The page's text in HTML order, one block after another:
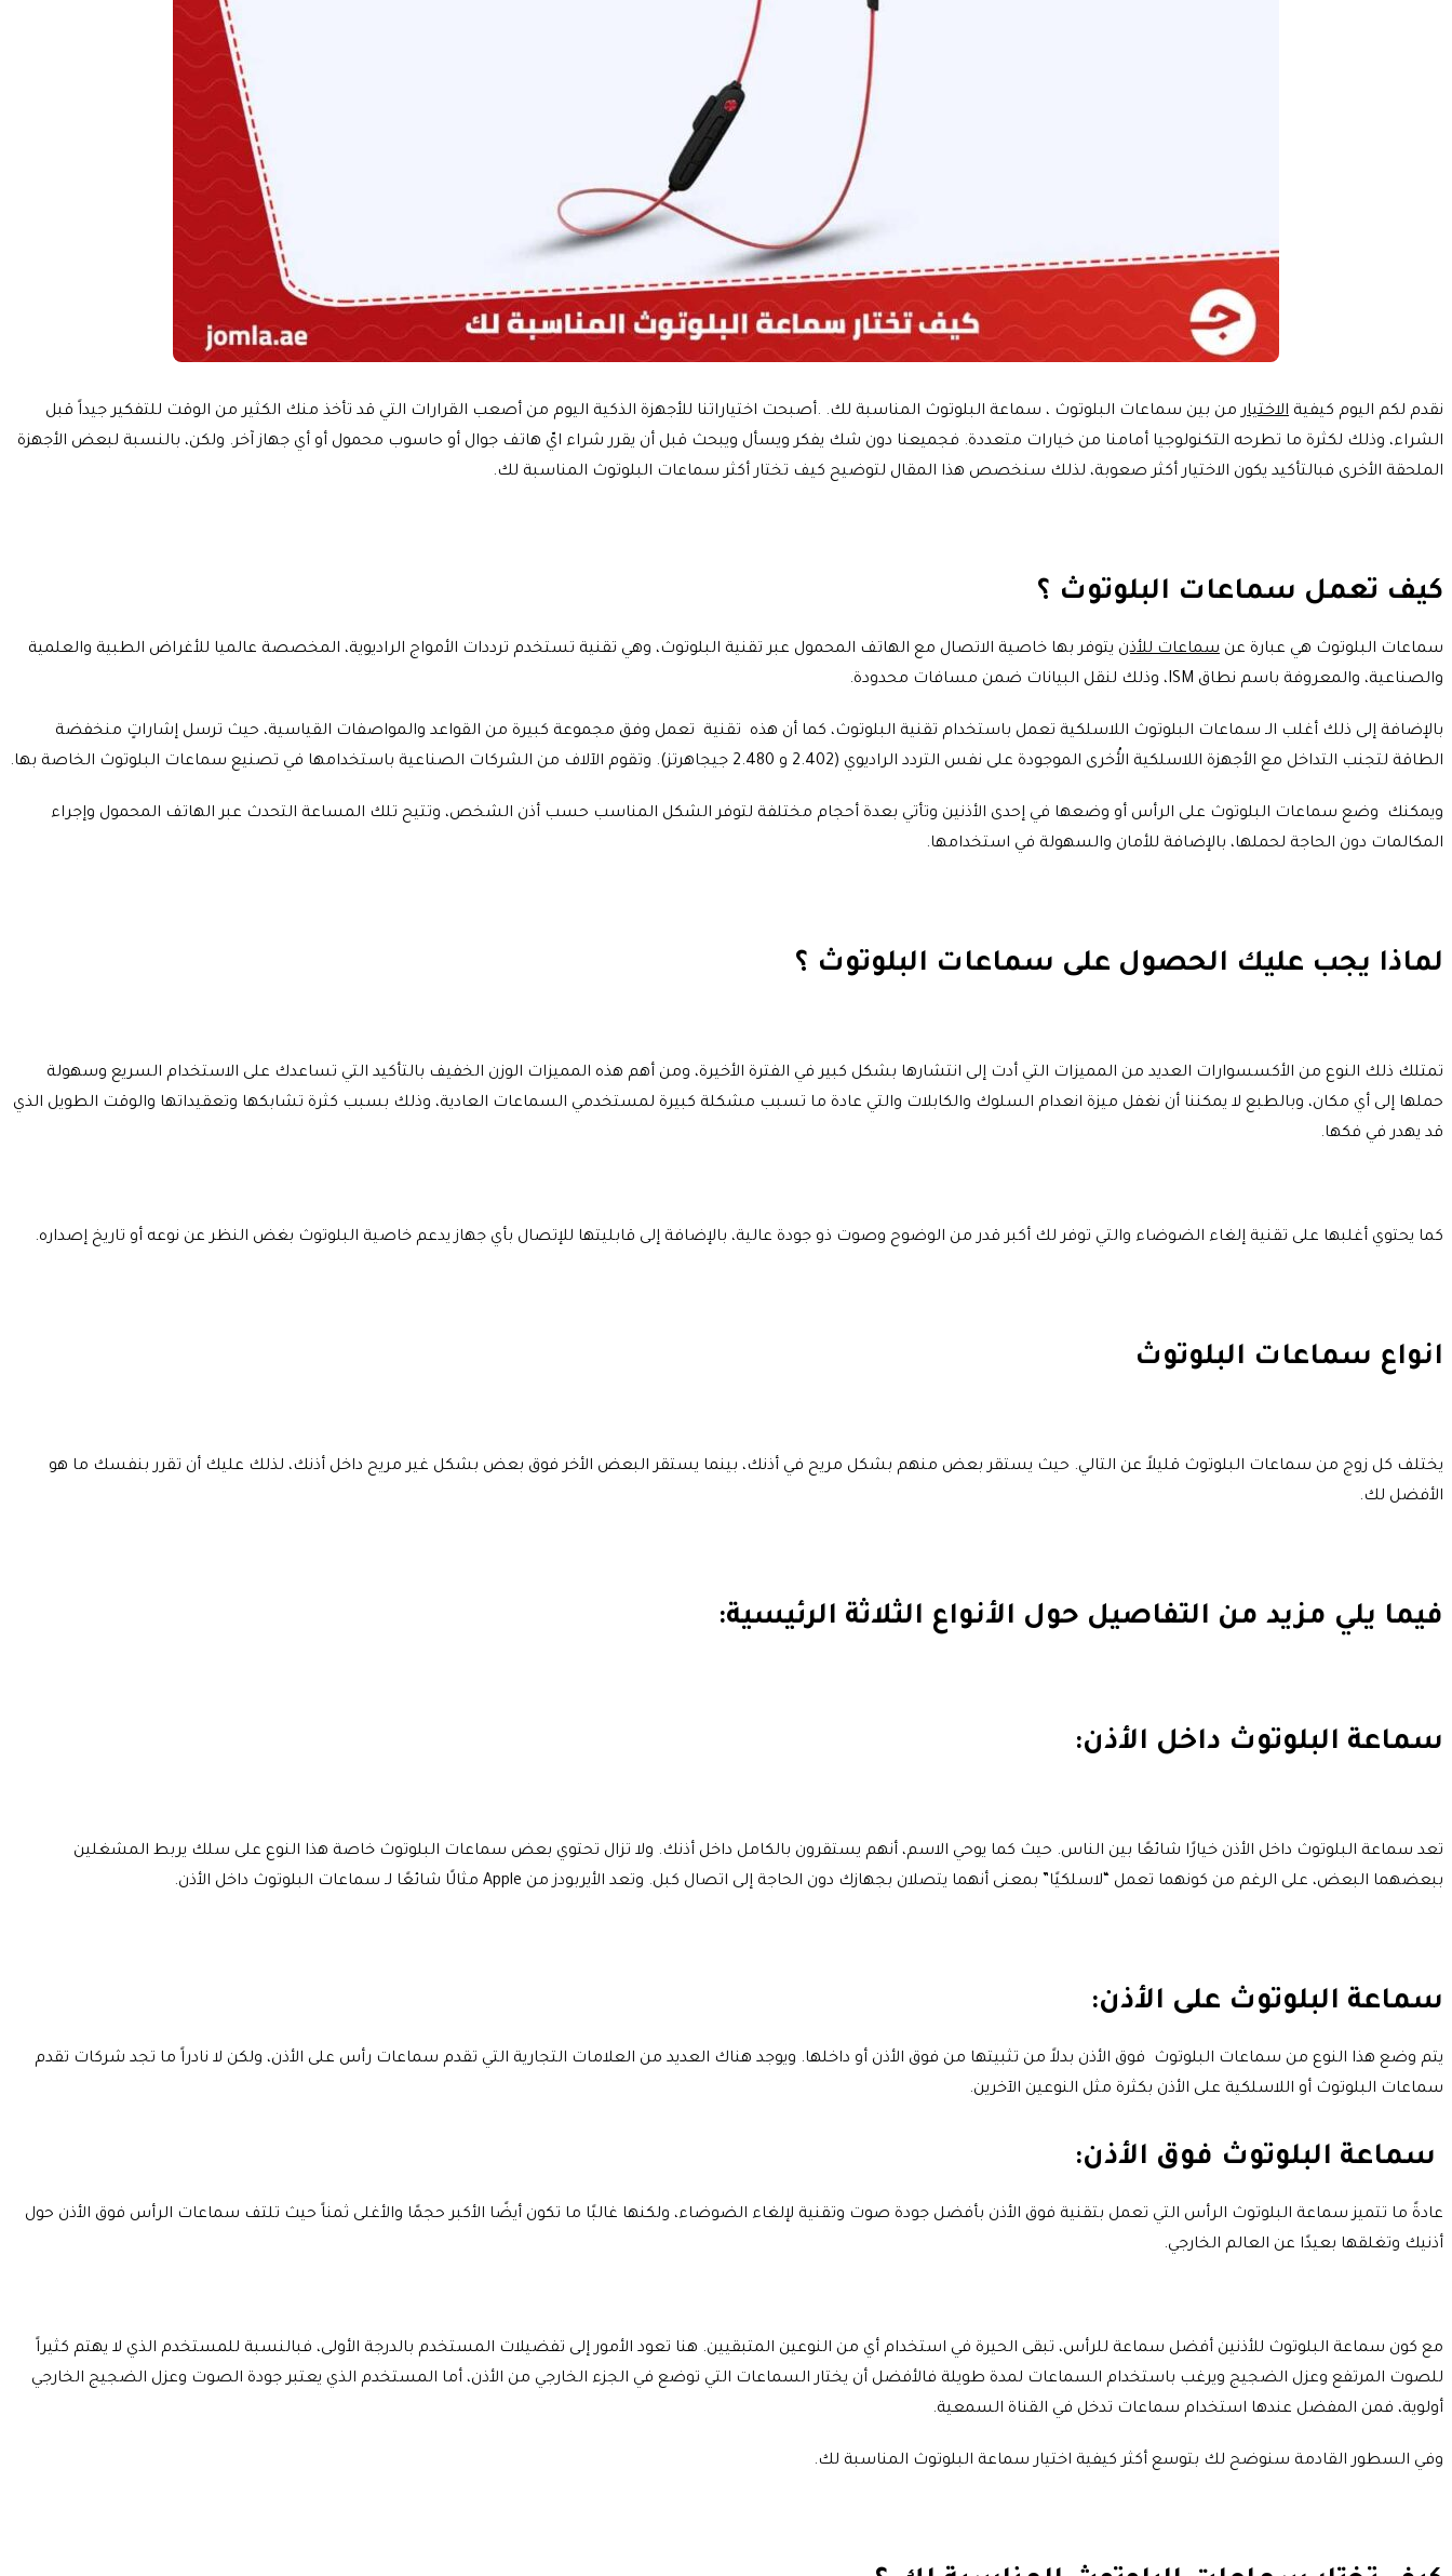
نقدم لكم اليوم كيفية الاختيارمن بين سماعات البلوتوث ، سماعة البلوتوث المناسبة لك. .أصبحت اختياراتنا للأجهزة الذكية اليوم من أصعب القرارات التي قد تأخذ منك الكثير من الوقت للتفكير جيداً قبل
الشراء، وذلك لكثرة ما تطرحه التكنولوجيا أمامنا من خيارات متعددة. فجميعنا دون شك يفكر ويسأل ويبحث قبل أن يقرر شراء ايّ هاتف جوال أو حاسوب محمول أو أي جهاز آخر. ولكن، بالنسبة لبعض الأجهزة
الملحقة الأخرى فبالتأكيد يكون الاختيار أكثر صعوبة، لذلك سنخصص هذا المقال لتوضيح كيف تختار أكثر سماعات البلوتوث المناسبة لك.
كيف تعمل سماعات البلوتوث ؟
سماعات البلوتوث هي عبارة عن سماعات للأذن يتوفر بها خاصية الاتصال مع الهاتف المحمول عبر تقنية البلوتوث، وهي تقنية تستخدم ترددات الأمواج الراديوية، المخصصة عالميا للأغراض الطبية والعلمية
والصناعية، والمعروفة باسم نطاق ISM، وذلك لنقل البيانات ضمن مسافات محدودة.
بالإضافة إلى ذلك أغلب الـ سماعات البلوتوث اللاسلكية تعمل باستخدام تقنية البلوتوث، كما أن هذه تقنية تعمل وفق مجموعة كبيرة من القواعد والمواصفات القياسية، حيث ترسل إشاراتٍ منخفضة
الطاقة لتجنب التداخل مع الأجهزة اللاسلكية الأُخرى الموجودة على نفس التردد الراديوي (2.402 و 2.480 جيجاهرتز). وتقوم الآلاف من الشركات الصناعية باستخدامها في تصنيع سماعات البلوتوث الخاصة بها.
ويمكنك وضع سماعات البلوتوث على الرأس أو وضعها في إحدى الأذنين وتأتي بعدة أحجام مختلفة لتوفر الشكل المناسب حسب أذن الشخص، وتتيح تلك المساعة التحدث عبر الهاتف المحمول وإجراء
المكالمات دون الحاجة لحملها، بالإضافة للأمان والسهولة في استخدامها.
لماذا يجب عليك الحصول على سماعات البلوتوث ؟
تمتلك ذلك النوع من الأكسسوارات العديد من المميزات التي أدت إلى انتشارها بشكل كبير في الفترة الأخيرة، ومن أهم هذه المميزات الوزن الخفيف بالتأكيد التي تساعدك على الاستخدام السريع وسهولة
حملها إلى أي مكان، وبالطبع لا يمكننا أن نغفل ميزة انعدام السلوك والكابلات والتي عادة ما تسبب مشكلة كبيرة لمستخدمي السماعات العادية، وذلك بسبب كثرة تشابكها وتعقيداتها والوقت الطويل الذي
قد يهدر في فكها.
كما يحتوي أغلبها على تقنية إلغاء الضوضاء والتي توفر لك أكبر قدر من الوضوح وصوت ذو جودة عالية، بالإضافة إلى قابليتها للإتصال بأي جهاز يدعم خاصية البلوتوث بغض النظر عن نوعه أو تاريخ إصداره.
انواع سماعات البلوتوث
يختلف كل زوج من سماعات البلوتوث قليلاً عن التالي. حيث يستقر بعض منهم بشكل مريح في أذنك، بينما يستقر البعض الأخر فوق بعض بشكل غير مريح داخل أذنك، لذلك عليك أن تقرر بنفسك ما هو
الأفضل لك.
فيما يلي مزيد من التفاصيل حول الأنواع الثلاثة الرئيسية:
سماعة البلوتوث داخل الأذن:
تعد سماعة البلوتوث داخل الأذن خيارًا شائعًا بين الناس. حيث كما يوحي الاسم، أنهم يستقرون بالكامل داخل أذنك. ولا تزال تحتوي بعض سماعات البلوتوث خاصة هذا النوع على سلك يربط المشغلين
ببعضهما البعض، على الرغم من كونهما تعمل “لاسلكيًا” بمعنى أنهما يتصلان بجهازك دون الحاجة إلى اتصال كبل. وتعد الأيربودز من Apple مثالًا شائعًا لـ سماعات البلوتوث داخل الأذن.
سماعة البلوتوث على الأذن:
يتم وضع هذا النوع من سماعات البلوتوث فوق الأذن بدلاً من تثبيتها من فوق الأذن أو داخلها. ويوجد هناك العديد من العلامات التجارية التي تقدم سماعات رأس على الأذن، ولكن لا نادراً ما تجد شركات تقدم
سماعات البلوتوث أو اللاسلكية على الأذن بكثرة مثل النوعين الآخرين.
سماعة البلوتوث فوق الأذن:
عادةً ما تتميز سماعة البلوتوث الرأس التي تعمل بتقنية فوق الأذن بأفضل جودة صوت وتقنية لإلغاء الضوضاء، ولكنها غالبًا ما تكون أيضًا الأكبر حجمًا والأغلى ثمناً حيث تلتف سماعات الرأس فوق الأذن حول
أذنيك وتغلقها بعيدًا عن العالم الخارجي.
مع كون سماعة البلوتوث للأذنين أفضل سماعة للرأس، تبقى الحيرة في استخدام أي من النوعين المتبقيين. هنا تعود الأمور إلى تفضيلات المستخدم بالدرجة الأولى، فبالنسبة للمستخدم الذي لا يهتم كثيراً
للصوت المرتفع وعزل الضجيج ويرغب باستخدام السماعات لمدة طويلة فالأفضل أن يختار السماعات التي توضع في الجزء الخارجي من الأذن، أما المستخدم الذي يعتبر جودة الصوت وعزل الضجيج الخارجي
أولوية، فمن المفضل عندها استخدام سماعات تدخل في القناة السمعية.
وفي السطور القادمة سنوضح لك بتوسع أكثر كيفية اختيار سماعة البلوتوث المناسبة لك.